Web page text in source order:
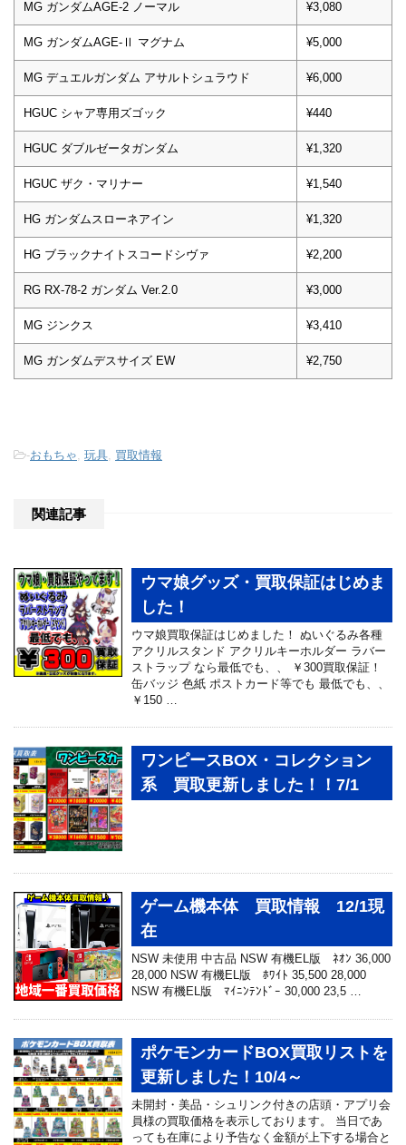
MG ガンダムAGE-2 ノーマル ¥3,080
MG ガンダムAGE-Ⅱ マグナム ¥5,000
MG デュエルガンダム アサルトシュラウド ¥6,000
HGUC シャア専用ズゴック ¥440
HGUC ダブルゼータガンダム ¥1,320
HGUC ザク・マリナー ¥1,540
HG ガンダムスローネアイン ¥1,320
HG ブラックナイトスコードシヴァ ¥2,200
RG RX-78-2 ガンダム Ver.2.0 ¥3,000
MG ジンクス ¥3,410
MG ガンダムデスサイズ EW ¥2,750
-おもちゃ 玩具 買取情報
関連記事
ウマ娘グッズ・買取保証はじめま
した！
ウマ娘買取保証はじめました！ ぬいぐるみ各種
アクリルスタンド アクリルキーホルダー ラバー
ストラップ なら最低でも、、 ￥300買取保証！
缶バッジ 色紙 ポストカード等でも 最低でも、、
￥150 …
ワンピースBOX・コレクション
系 買取更新しました！！7/1
ゲーム機本体 買取情報 12/1現
在
NSW 未使用 中古品 NSW 有機EL版 ﾈｵﾝ 36,000
28,000 NSW 有機EL版 ﾎﾜｲﾄ 35,500 28,000
NSW 有機EL版 ﾏｲﾆﾝﾃﾝﾄﾞｰ 30,000 23,5 …
ポケモンカードBOX買取リストを
更新しました！10/4～
未開封・美品・シュリンク付きの店頭・アプリ会
員様の買取価格を表示しております。 当日であ
っても在庫により予告なく金額が上下する場合と